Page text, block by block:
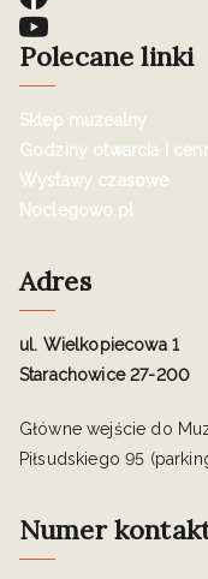
Polecane linki
Sklep muzealny
Godziny otwarcia i
Wystawy czasowe
Noclegowo.pl
Adres
ul. Wielkopiecowa 1
Starachowice 27-200
Główne wejście do
Piłsudskiego 95
Numer